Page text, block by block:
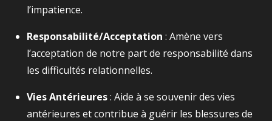
l’impatience.
Responsabilité/Acceptation : Amène vers
l’acceptation de notre part de responsabilité dans
les difficultés relationnelles.
Vies Antérieures: Aide à se souvenir des vies
antérieures et contribue à guérir les blessures de